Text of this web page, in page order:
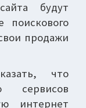
будут
поискового
продажи
что
сервисов
интернет